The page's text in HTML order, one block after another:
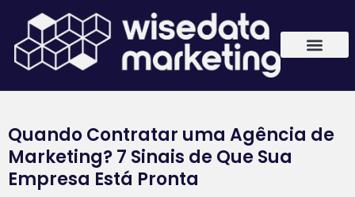
Quando Contratar uma Agência de
Marketing? 7 Sinais de Que Sua
Empresa Está Pronta